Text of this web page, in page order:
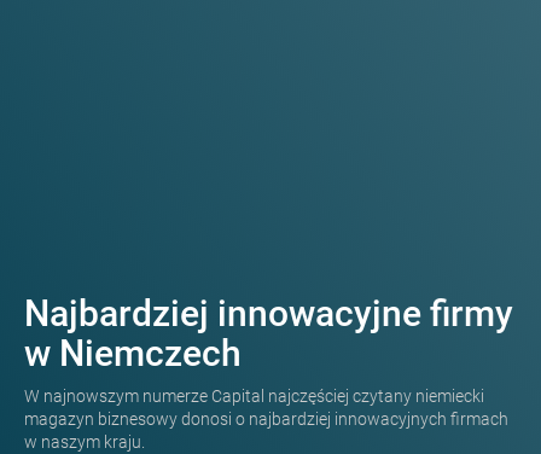
Najbardziej innowacyjne firmy
w Niemczech
W najnowszym numerze Capital najczęściej czytany niemiecki
magazyn biznesowy donosi o najbardziej innowacyjnych firmach
w naszym kraju.